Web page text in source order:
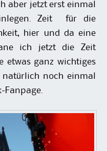
aber jetzt erst einmal
Zeit für die
hier und da eine
ich jetzt die Zeit
etwas ganz wichtiges
noch einmal
Fanpage.